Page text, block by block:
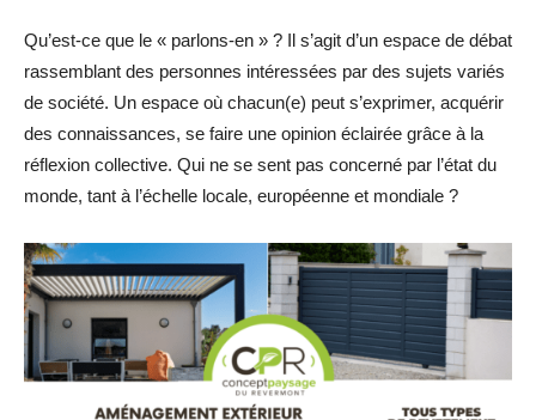
Qu’est-ce que le « parlons-en » ? Il s’agit d’un espace de débat
rassemblant des personnes intéressées par des sujets variés
de société. Un espace où chacun(e) peut s’exprimer, acquérir
des connaissances, se faire une opinion éclairée grâce à la
réflexion collective. Qui ne se sent pas concerné par l’état du
monde, tant à l’échelle locale, européenne et mondiale ?